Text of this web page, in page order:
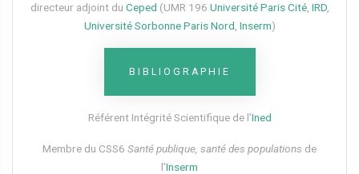
directeur adjoint du Ceped (UMR 196 Université Paris Cité, IRD,
Université Sorbonne Paris Nord Inserm)
BIBLIOGRAPHIE
Référent Intégrité Scientifique de l’Ined
Membre du CSS6​ Santé publique, santé des populations de
l’Inserm